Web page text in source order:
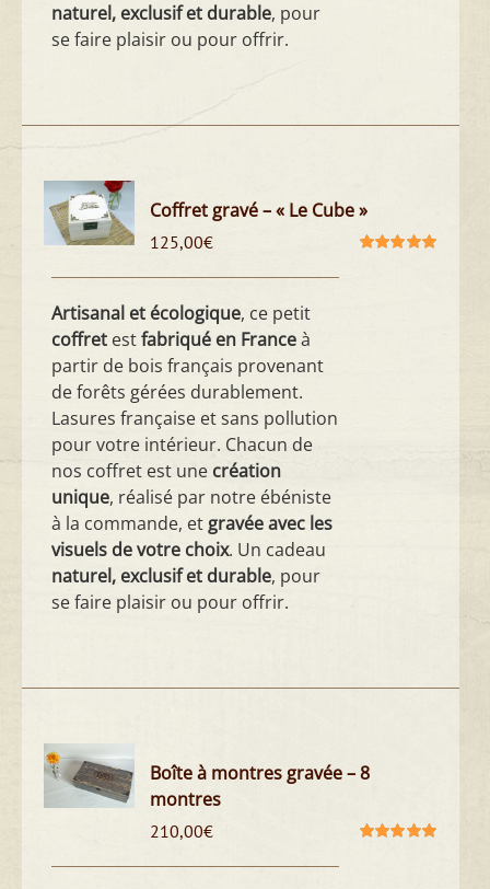
naturel, exclusif et durable, pour
se faire plaisir ou pour offrir.
Coffret gravé – « Le Cube »
125,00€
Artisanal et écologique, ce petit
coffret estfabriqué en Franceà
partir de bois français provenant
de forêts gérées durablement.
Lasures française et sans pollution
pour votre intérieur. Chacun de
nos coffret est une création
unique, réalisé par notre ébéniste
à la commande, et gravée avec les
visuels de votre choix. Un cadeau
naturel, exclusif et durable, pour
se faire plaisir ou pour offrir.
Boîte à montres gravée – 8
montres
210,00€